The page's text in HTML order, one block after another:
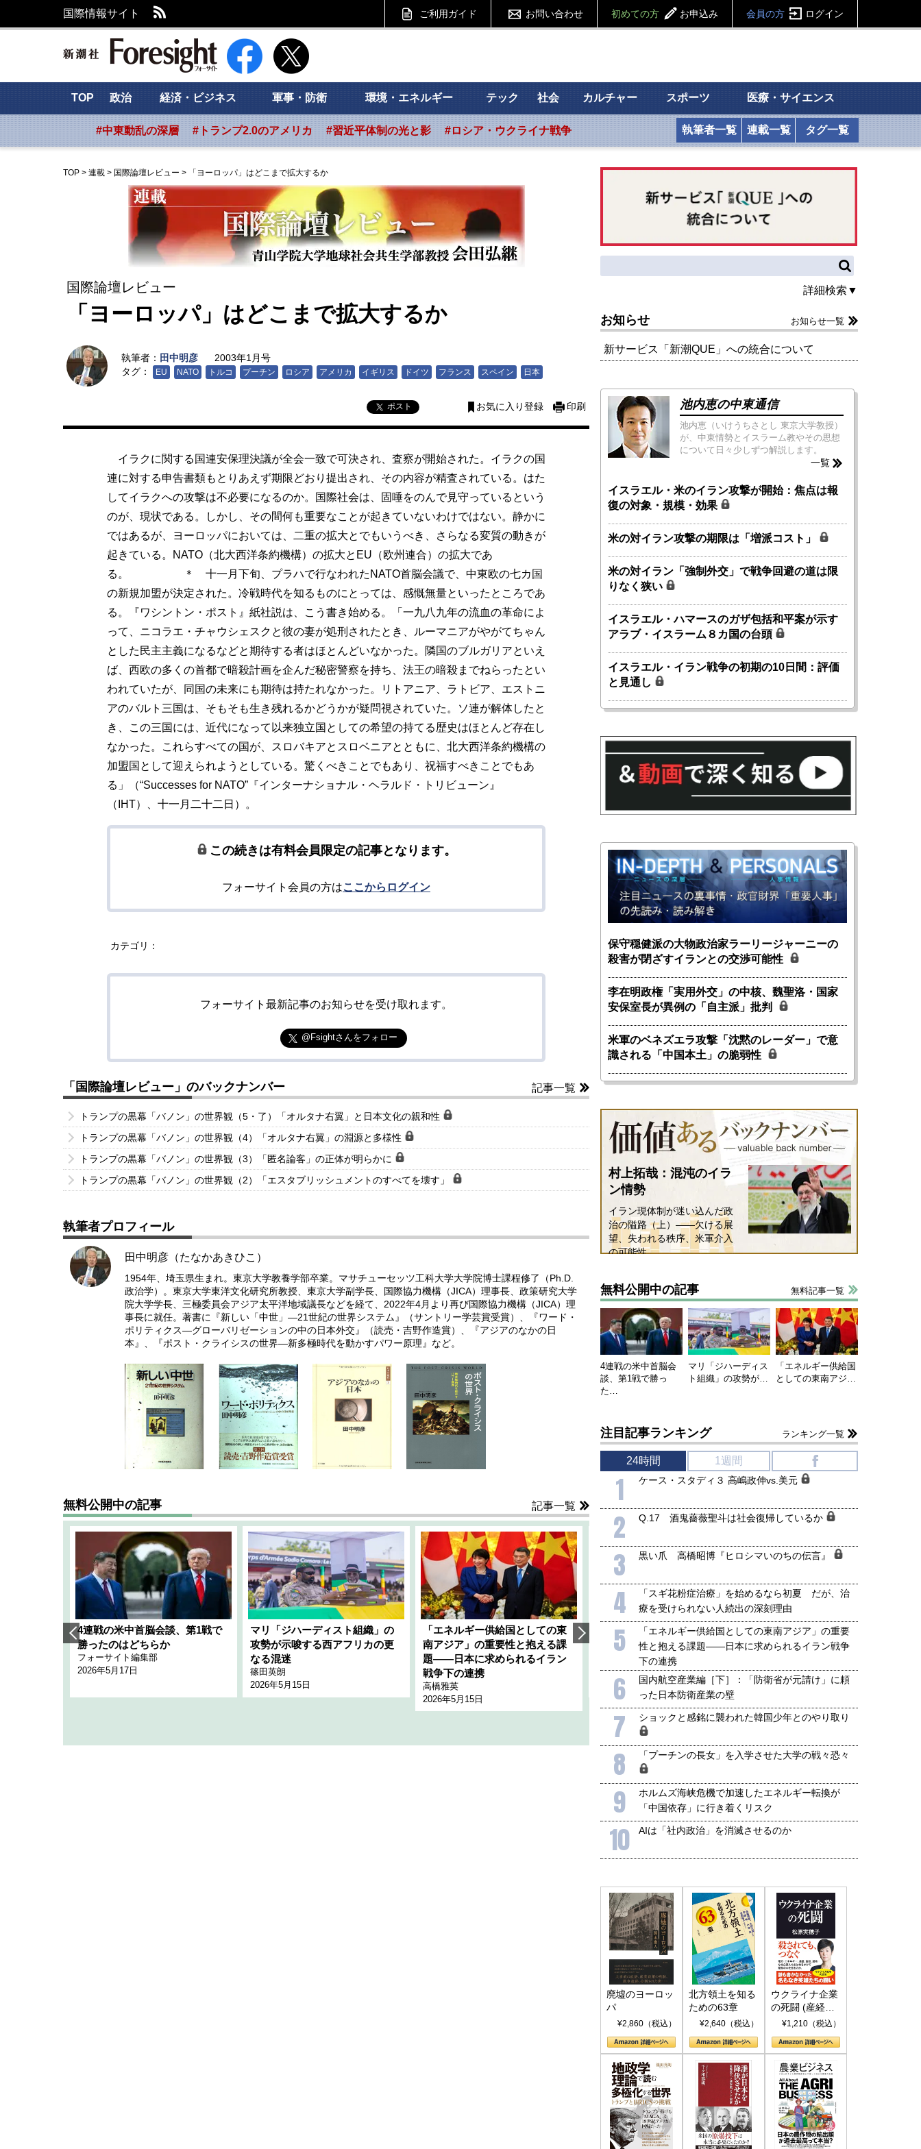
国際情報サイト ご利用ガイド お問い合わせ 初めての方 お申込み 会員の方 ログイン
新潮社 Foresight フォーサイト
TOP 政治 経済・ビジネス 軍事・防衛 環境・エネルギー テック 社会 カルチャー スポーツ 医療・サイエンス
#中東動乱の深層 #トランプ2.0のアメリカ #習近平体制の光と影 #ロシア・ウクライナ戦争 執筆者一覧 連載一覧 タグ一覧
TOP > 連載 > 国際論壇レビュー > 「ヨーロッパ」はどこまで拡大するか
国際論壇レビュー
「ヨーロッパ」はどこまで拡大するか
執筆者： 田中明彦
2003年1月号
タグ：
EU NATO トルコ プーチン ロシア アメリカ イギリス ドイツ フランス スペイン 日本
ポスト お気に入り登録 印刷
イラクに関する国連安保理決議が全会一致で可決され、査察が開始された。イラクの国
連に対する申告書類もとりあえず期限どおり提出され、その内容が精査されている。はた
してイラクへの攻撃は不必要になるのか。国際社会は、固唾をのんで見守っているという
のが、現状である。しかし、その間何も重要なことが起きていないわけではない。静かに
ではあるが、ヨーロッパにおいては、二重の拡大とでもいうべき、さらなる変質の動きが
起きている。NATO（北大西洋条約機構）の拡大とEU（欧州連合）の拡大であ
る。 ＊ 十一月下旬、プラハで行なわれたNATO首脳会議で、中東欧の七カ国
の新規加盟が決定された。冷戦時代を知るものにとっては、感慨無量といったところであ
る。『ワシントン・ポスト』紙社説は、こう書き始める。「一九八九年の流血の革命によ
って、ニコラエ・チャウシェスクと彼の妻が処刑されたとき、ルーマニアがやがてちゃん
とした民主主義になるなどと期待する者はほとんどいなかった。隣国のブルガリアといえ
ば、西欧の多くの首都で暗殺計画を企んだ秘密警察を持ち、法王の暗殺までねらったとい
われていたが、同国の未来にも期待は持たれなかった。リトアニア、ラトビア、エストニ
アのバルト三国は、そもそも生き残れるかどうかが疑問視されていた。ソ連が解体したと
き、この三国には、近代になって以来独立国としての希望の持てる歴史はほとんど存在し
なかった。これらすべての国が、スロバキアとスロベニアとともに、北大西洋条約機構の
加盟国として迎えられようとしている。驚くべきことでもあり、祝福すべきことでもあ
る」（“Successes for NATO”『インターナショナル・ヘラルド・トリビューン』
（IHT）、十一月二十二日）。
この続きは有料会員限定の記事となります。
フォーサイト会員の方はここからログイン
カテゴリ：
フォーサイト最新記事のお知らせを受け取れます。
@Fsightさんをフォロー
「国際論壇レビュー」のバックナンバー 記事一覧
トランプの黒幕「バノン」の世界観（5・了）「オルタナ右翼」と日本文化の親和性
トランプの黒幕「バノン」の世界観（4）「オルタナ右翼」の淵源と多様性
トランプの黒幕「バノン」の世界観（3）「匿名論客」の正体が明らかに
トランプの黒幕「バノン」の世界観（2）「エスタブリッシュメントのすべてを壊す」
執筆者プロフィール
田中明彦（たなかあきひこ）
1954年、埼玉県生まれ。東京大学教養学部卒業。マサチューセッツ工科大学大学院博士課程修了（Ph.D.
政治学）。東京大学東洋文化研究所教授、東京大学副学長、国際協力機構（JICA）理事長、政策研究大学
院大学学長、三極委員会アジア太平洋地域議長などを経て、2022年4月より再び国際協力機構（JICA）理
事長に就任。著書に『新しい「中世」―21世紀の世界システム』（サントリー学芸賞受賞）、『ワード・
ポリティクス―グローバリゼーションの中の日本外交』（読売・吉野作造賞）、『アジアのなかの日
本』、『ポスト・クライシスの世界―新多極時代を動かすパワー原理』など。
無料公開中の記事 記事一覧
4連戦の米中首脳会談、第1戦で
勝ったのはどちらか
フォーサイト編集部
2026年5月17日
マリ「ジハーディスト組織」の
攻勢が示唆する西アフリカの更
なる混迷
篠田英朗
2026年5月15日
「エネルギー供給国としての東
南アジア」の重要性と抱える課
題――日本に求められるイラン
戦争下の連携
高橋雅英
2026年5月15日
韓国にも理解してほしい「極東
1905年体制」における日米韓安
全保障協力の意味
千々和泰明
2026年5月15日
ホルムズ海峡危機で加速したエ
ネルギー転換が「中国依存」に
小山堅
2026年5月14日
詳細検索▼
お知らせ お知らせ一覧
新サービス「新潮QUE」への統合について
池内恵の中東通信
池内恵（いけうちさとし 東京大学教授）
が、中東情勢とイスラーム教やその思想
について日々少しずつ解説します。
一覧
イスラエル・米のイラン攻撃が開始：焦点は報
復の対象・規模・効果
米の対イラン攻撃の期限は「増派コスト」
米の対イラン「強制外交」で戦争回避の道は限
りなく狭い
イスラエル・ハマースのガザ包括和平案が示す
アラブ・イスラーム８カ国の台頭
イスラエル・イラン戦争の初期の10日間：評価
と見通し
保守穏健派の大物政治家ラーリージャーニーの
殺害が閉ざすイランとの交渉可能性
李在明政権「実用外交」の中核、魏聖洛・国家
安保室長が異例の「自主派」批判
米軍のベネズエラ攻撃「沈黙のレーダー」で意
識される「中国本土」の脆弱性
村上拓哉：混沌のイラ
ン情勢
イラン現体制が迷い込んだ政
治の隘路（上）――欠ける展
望、失われる秩序、米軍介入
の可能性
無料公開中の記事 無料記事一覧
4連戦の米中首脳会
談、第1戦で勝っ
た…
マリ「ジハーディス
ト組織」の攻勢が…
「エネルギー供給国
としての東南アジ…
注目記事ランキング ランキング一覧
24時間 1週間
1 ケース・スタディ３ 高嶋政伸vs.美元
2 Q.17 酒鬼薔薇聖斗は社会復帰しているか
3 黒い爪 高橋昭博『ヒロシマいのちの伝言』
4
「スギ花粉症治療」を始めるなら初夏 だが、治
療を受けられない人続出の深刻理由
5
「エネルギー供給国としての東南アジア」の重要
性と抱える課題――日本に求められるイラン戦争
下の連携
6
国内航空産業編［下］：「防衛省が元請け」に頼
った日本防衛産業の壁
7 ショックと感銘に襲われた韓国少年とのやり取り
8 「プーチンの長女」を入学させた大学の戦々恐々
9
ホルムズ海峡危機で加速したエネルギー転換が
「中国依存」に行き着くリスク
10 AIは「社内政治」を消滅させるのか
廃墟のヨーロッ
パ
¥2,860（税込）
北方領土を知る
ための63章
¥2,640（税込）
ウクライナ企業
の死闘 (産経セ
レクト S 039)
¥1,210（税込）